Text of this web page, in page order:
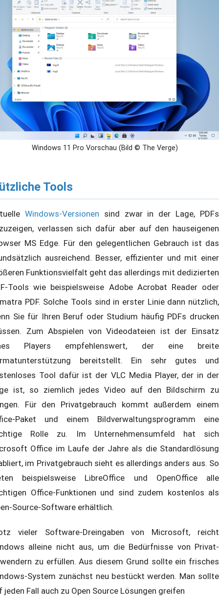
Windows 11 Pro Vorschau (Bild © The Verge)
Tools
Windows-Versionen sind zwar in der Lage, PDFs
verlassen sich dafür aber auf den hauseigenen
MS Edge. Für den gelegentlichen Gebrauch ist das
ausreichend. Besser, effizienter und mit einer
Funktionsvielfalt geht das allerdings mit dedizierten
Tools wie beispielsweise Adobe Acrobat Reader oder
PDF. Solche Tools sind in erster Linie dann nützlich,
Sie für Ihren Beruf oder Studium häufig PDFs drucken
Zum Abspielen von Videodateien ist der Einsatz
Players empfehlenswert, der eine breite
bereitstellt. Ein sehr gutes und
Tool dafür ist der VLC Media Player, der in der
ist, so ziemlich jedes Video auf den Bildschirm zu
Für den Privatgebrauch kommt außerdem einem
Paket und einem Bildverwaltungsprogramm eine
Rolle zu. Im Unternehmensumfeld hat sich
Office im Laufe der Jahre als die Standardlösung
im Privatgebrauch sieht es allerdings anders aus. So
beispielsweise LibreOffice und OpenOffice alle
Office-Funktionen und sind zudem kostenlos als
Source-Software erhältlich.
vieler Software-Dreingaben von Microsoft, reicht
alleine nicht aus, um die Bedürfnisse von Privat-
zu erfüllen. Aus diesem Grund sollte ein frisches
System zunächst neu bestückt werden. Man sollte
jeden Fall auch zu Open Source Lösungen greifen